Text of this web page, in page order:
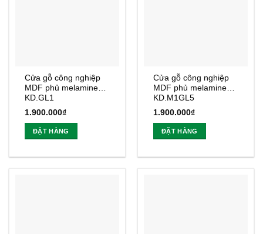
Cửa gỗ công nghiệp
MDF phủ melamine
KD.GL1
1.900.000₫
ĐẶT HÀNG
Cửa gỗ công nghiệp
MDF phủ melamine
KD.M1GL5
1.900.000₫
ĐẶT HÀNG